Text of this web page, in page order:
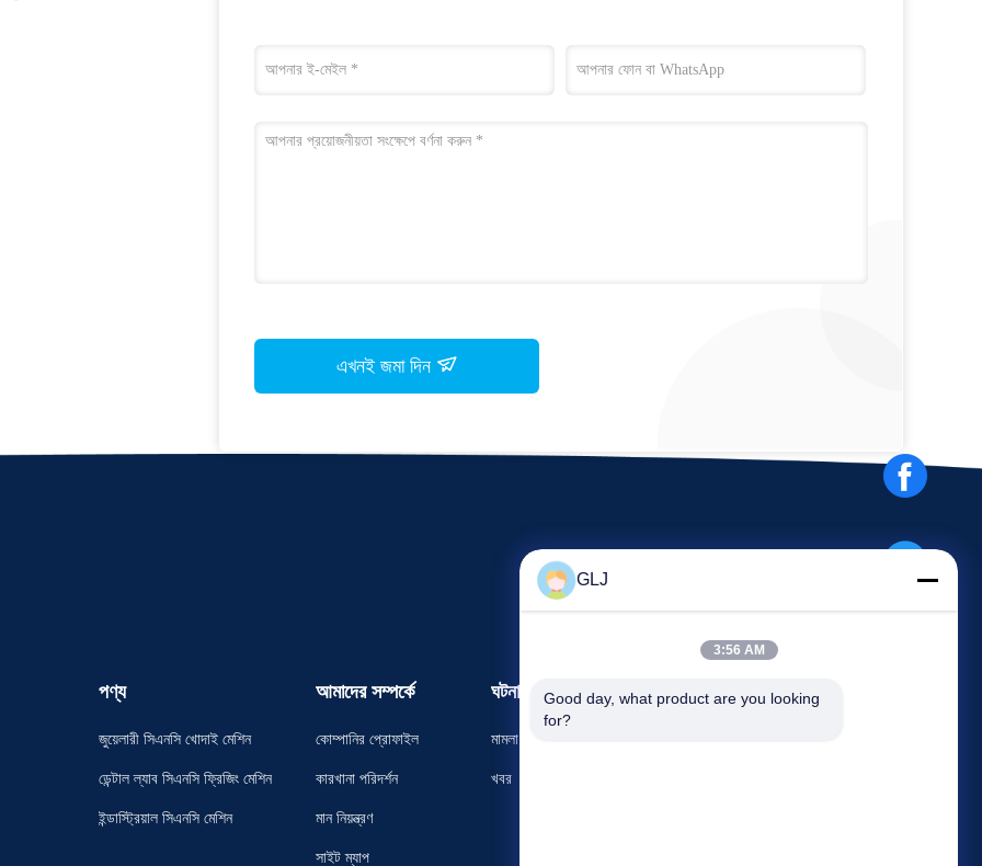
এখনই জমা দিন
পণ্য
জুয়েলারী সিএনসি খোদাই মেশিন
ডেন্টাল ল্যাব সিএনসি ফ্রিজিং মেশিন
ইন্ডাস্ট্রিয়াল সিএনসি মেশিন
আমাদের সম্পর্কে
কোম্পানির প্রোফাইল
কারখানা পরিদর্শন
মান নিয়ন্ত্রণ
সাইট ম্যাপ
ঘটনাবলী
মামলা
খবর
অনুরোধ একটি উদ্ধৃতি
GLJ
3:56 AM
Good day, what product are you looking
for?